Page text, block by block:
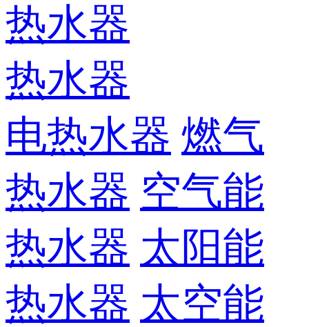
热水器
热水器
电热水器 燃气
热水器 空气能
热水器 太阳能
热水器 太空能